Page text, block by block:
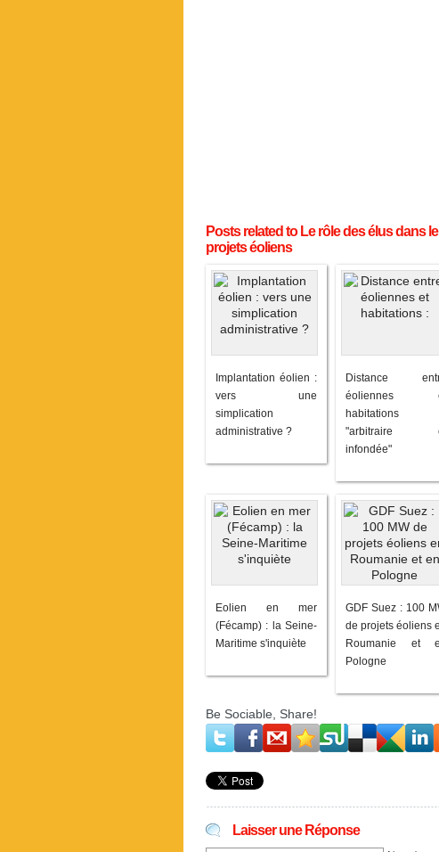
Posts related to Le rôle des élus dans
projets éoliens
Implantation éolien :
vers une
simplication
administrative ?
Distance
éoliennes
habitations
"arbitraire
infondée"
Eolien en mer
(Fécamp) : la Seine-
Maritime s'inquiète
GDF Suez : 100
de projets éoliens
Roumanie et
Pologne
Be Sociable, Share!
Laisser une Réponse